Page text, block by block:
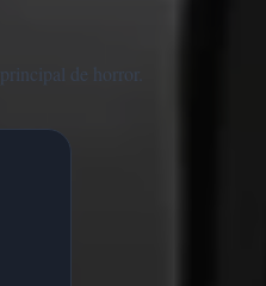
de horror.